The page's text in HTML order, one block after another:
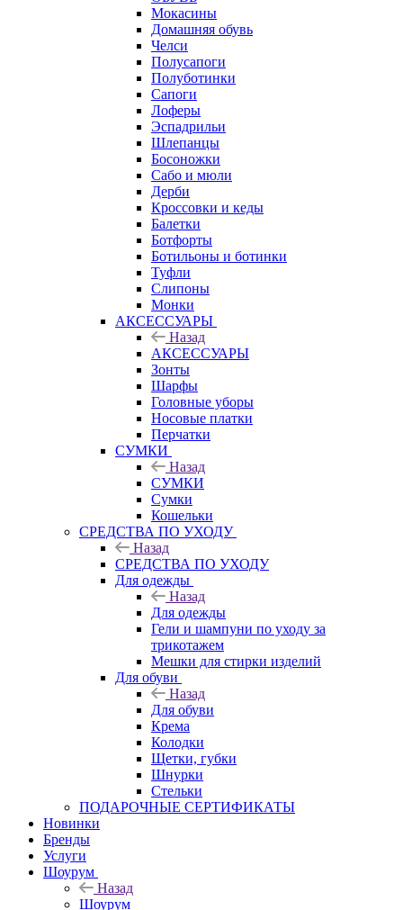
Мокасины
Домашняя обувь
Челси
Полусапоги
Полуботинки
Сапоги
Лоферы
Эспадрильи
Шлепанцы
Босоножки
Сабо и мюли
Дерби
Кроссовки и кеды
Балетки
Ботфорты
Ботильоны и ботинки
Туфли
Слипоны
Монки
АКСЕССУАРЫ
Назад
АКСЕССУАРЫ
Зонты
Шарфы
Головные уборы
Носовые платки
Перчатки
СУМКИ
Назад
СУМКИ
Сумки
Кошельки
CРЕДСТВА ПО УХОДУ
Назад
CРЕДСТВА ПО УХОДУ
Для одежды
Назад
Для одежды
Гели и шампуни по уходу за
трикотажем
Мешки для стирки изделий
Для обуви
Назад
Для обуви
Крема
Колодки
Щетки, губки
Шнурки
Стельки
ПОДАРОЧНЫЕ СЕРТИФИКАТЫ
Новинки
Бренды
Услуги
Шоурум
Назад
Шоурум